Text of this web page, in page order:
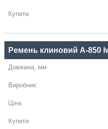
Ремень клиновий A-850